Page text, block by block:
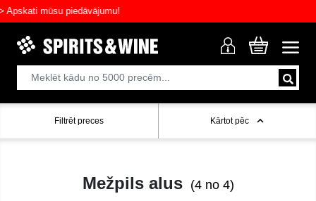
mūsu piedāvājumu!
Filtrēt preces Kārtot pēc
Mežpils alus (4 no 4)